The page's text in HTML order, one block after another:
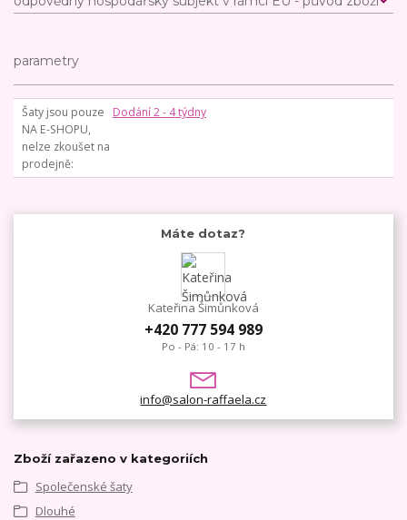
parametry
Šaty jsou pouze
NA E-SHOPU,
nelze zkoušet na
prodejně
Dodání 2 - 4 týdny
Máte dotaz?
Kateřina Šimůnková
+420 777 594 989
Po - Pá: 10 - 17 h
info@salon-raffaela.cz
Zboží zařazeno v kategoriích
Společenské šaty
Dlouhé